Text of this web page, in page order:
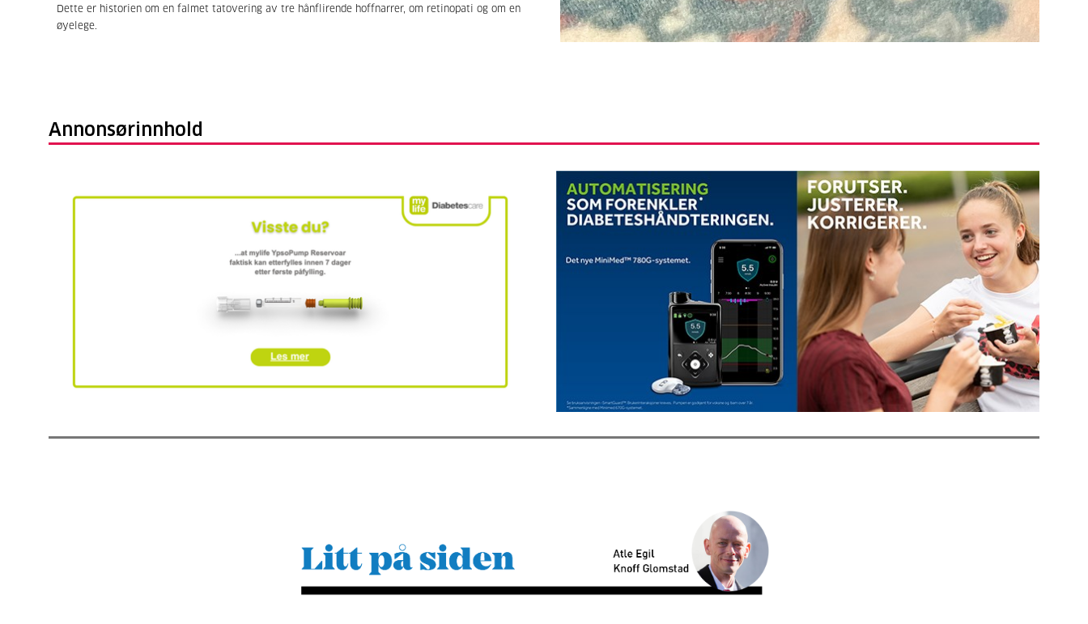
Dette er historien om en falmet tatovering av tre hånflirende hoffnarrer, om retinopati og om en
øyelege.
Annonsørinnhold